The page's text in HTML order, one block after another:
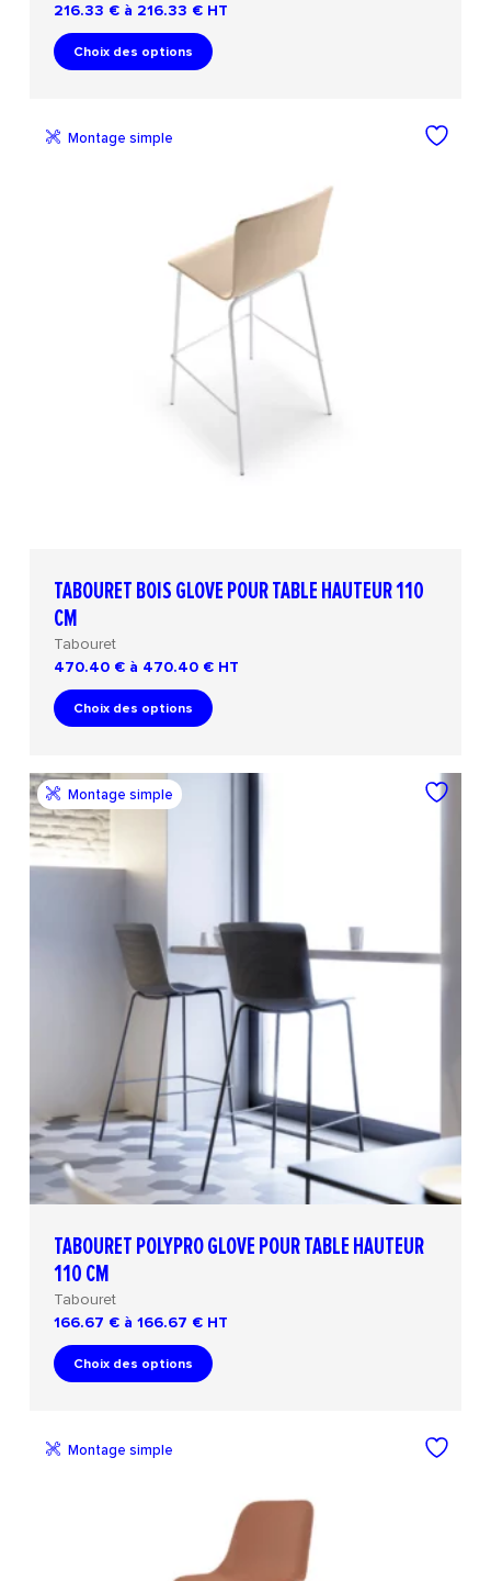
216.33 € à 216.33 € HT
Choix des options
TABOURET BOIS GLOVE POUR TABLE HAUTEUR 110
CM
Tabouret
470.40 € à 470.40 € HT
Choix des options
Montage simple
TABOURET POLYPRO GLOVE POUR TABLE HAUTEUR
110 CM
Tabouret
166.67 € à 166.67 € HT
Choix des options
Montage simple
Montage simple